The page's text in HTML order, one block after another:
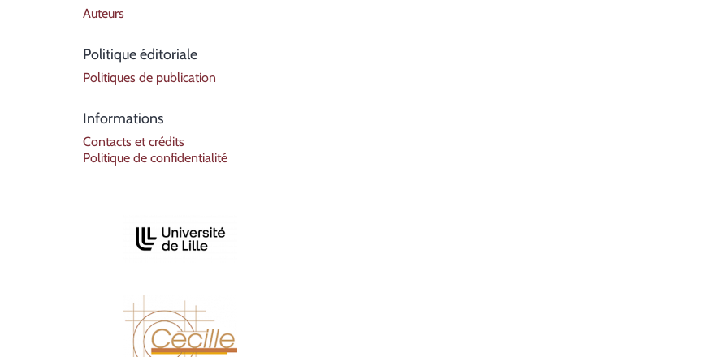
Auteurs
Politique éditoriale
Politiques de publication
Informations
Contacts et crédits
Politique de confidentialité